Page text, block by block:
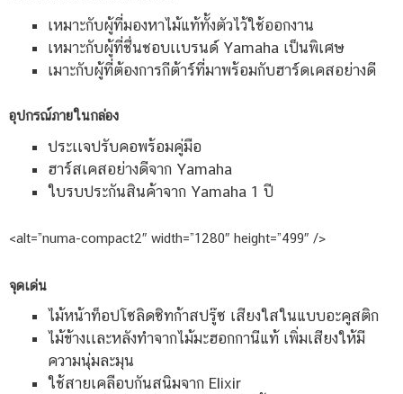
เหมาะกับผู้ที่มองหาไม้แท้ทั้งตัวไว้ใช้ออกงาน
เหมาะกับผู้ที่ชื่นชอบเเบรนด์ Yamaha เป็นพิเศษ
เมาะกับผู้ที่ต้องการกีต้าร์ที่มาพร้อมกับฮาร์ดเคสอย่างดี
อุปกรณ์ภายในกล่อง
ประเเจปรับคอพร้อมคู่มือ
ฮาร์สเคสอย่างดีจาก Yamaha
ใบรบประกันสินค้าจาก Yamaha 1 ปี
<alt=”numa-compact2″ width=”1280″ height=”499″ />
จุดเด่น
ไม้หน้าท็อปโซลิดซิทก้าสปรู๊ซ เสียงใสในแบบอะคูสติก
ไม้ข้างเเละหลังทำจากไม้มะฮอกกานีแท้ เพิ่มเสียงให้มี
ความนุ่มละมุน
ใช้สายเคลือบกันสนิมจาก Elixir